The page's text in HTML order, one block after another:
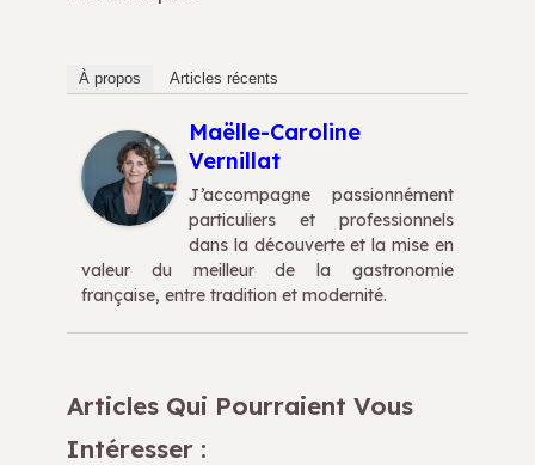
À propos Articles récents
Maëlle-Caroline
Vernillat
J’accompagne passionnément
particuliers et professionnels
dans la découverte et la mise en
valeur du meilleur de la gastronomie
française, entre tradition et modernité.
Articles Qui Pourraient Vous
Intéresser :